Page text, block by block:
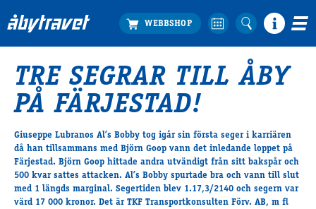
Köp biljett
Travprogrammet
Bra att veta
Restauranger
Catering by Lyon
Hotell nära oss
TRE SEGRAR TILL ÅBY
PÅ FÄRJESTAD!
Giuseppe Lubranos Al’s Bobby tog igår sin första seger i karriären
då han tillsammans med Björn Goop vann det inledande loppet på
Färjestad. Björn Goop hittade andra utvändigt från sitt bakspår och
500 kvar sattes attacken. Al’s Bobby spurtade bra och vann till slut
med 1 längds marginal. Segertiden blev 1.17,3/2140 och segern var
värd 17 000 kronor. Det är TKF Transportkonsulten Förv. AB, m fl